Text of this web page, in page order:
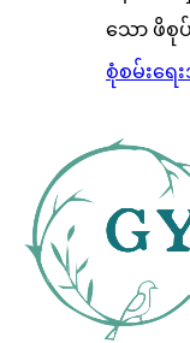
သော ဖိစု
စုံစမ်းရေး